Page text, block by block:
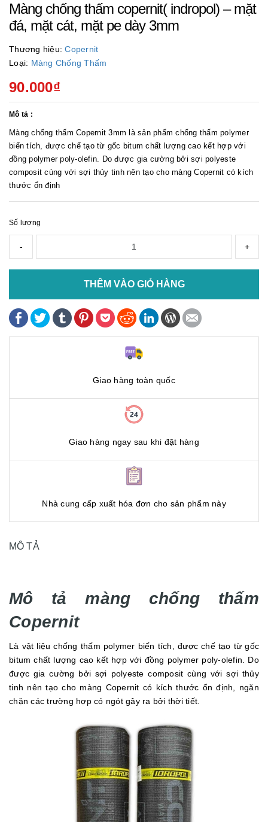
Màng chống thấm copernit( indropol) – mặt
đá, mặt cát, mặt pe dày 3mm
Thương hiệu:Copernit
Loại: Màng Chống Thấm
90.000₫
Mô tả :
Màng chống thấm Copernit 3mm là sản phẩm chống thấm polymer
biến tích, được chế tạo từ gốc bitum chất lượng cao kết hợp với
đồng polymer poly-olefin. Do được gia cường bởi sợi polyeste
composit cùng với sợi thủy tinh nên tạo cho màng Copernit có kích
thước ổn định
Số lượng
- +
THÊM VÀO GIỎ HÀNG
Giao hàng toàn quốc
Giao hàng ngay sau khi đặt hàng
Nhà cung cấp xuất hóa đơn cho sản phẩm này
MÔ TẢ
Mô tả màng chống thấm
Copernit
Là vật liệu chống thấm polymer biến tích, được chế tạo từ gốc
bitum chất lượng cao kết hợp với đồng polymer poly-olefin. Do
được gia cường bởi sợi polyeste composit cùng với sợi thủy
tinh nên tạo cho màng Copernit có kích thước ổn định, ngăn
chặn các trường hợp có ngót gây ra bởi thời tiết.